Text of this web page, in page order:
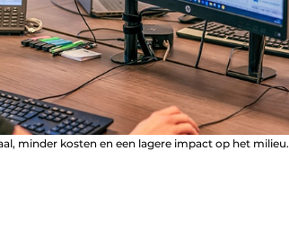
minder kosten en een lagere impact op het milieu.